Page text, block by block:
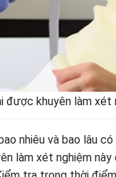
được khuyên làm
nhiêu và bao lâu
làm xét nghiệm